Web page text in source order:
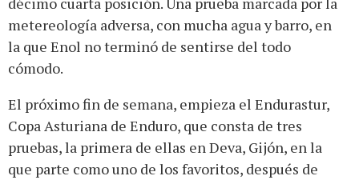
metereología adversa, con mucha agua y barro, en
la que Enol no terminó de sentirse del todo
cómodo.
El próximo fin de semana, empieza el Endurastur,
Copa Asturiana de Enduro, que consta de tres
pruebas, la primera de ellas en Deva, Gijón, en la
que parte como uno de los favoritos, después de